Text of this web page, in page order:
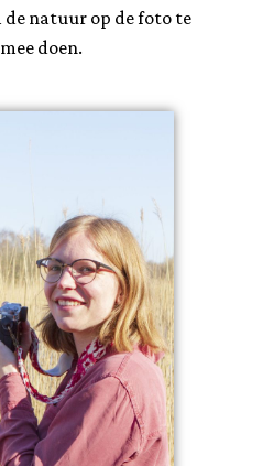
natuur op de foto te
doen.